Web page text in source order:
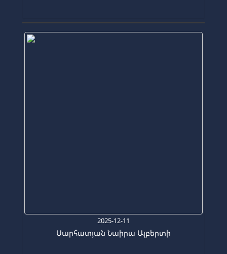
2025-12-11
Սարհատյան Նաիրա Ալբերտի